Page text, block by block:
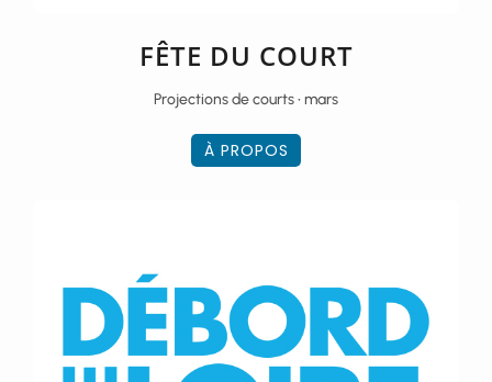
FÊTE DU COURT
Projections de courts • mars
À PROPOS